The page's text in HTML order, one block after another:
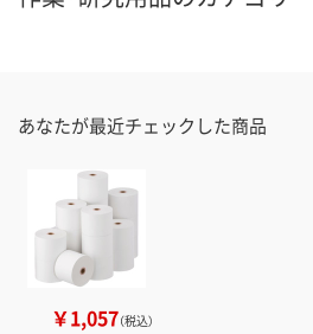
あなたが最近チェックした商品
￥1,057（税込）